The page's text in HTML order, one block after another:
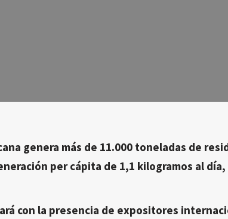
genera más de 11.000 toneladas de
per cápita de 1,1 kilogramos al
con la presencia de expositores